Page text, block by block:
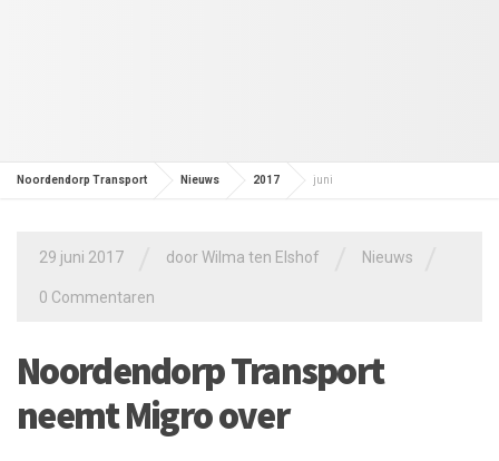
Noordendorp Transport Nieuws 2017 juni
29 juni 2017 doorWilma ten Elshof Nieuws
0 Commentaren
Noordendorp Transport
neemt Migro over